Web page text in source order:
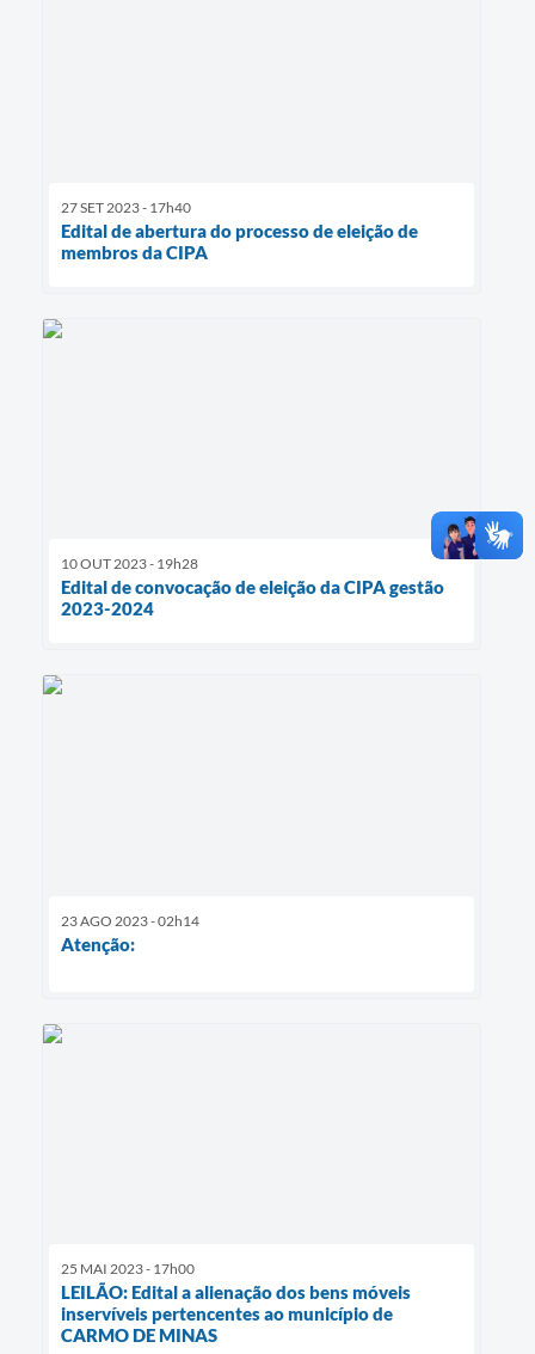
27 SET 2023 - 17h40
Edital de abertura do processo de eleição de
membros da CIPA
10 OUT 2023 - 19h28
Edital de convocação de eleição da CIPA gestão
2023-2024
23 AGO 2023 - 02h14
Atenção:
25 MAI 2023 - 17h00
LEILÃO: Edital a alienação dos bens móveis
inservíveis pertencentes ao município de
CARMO DE MINAS